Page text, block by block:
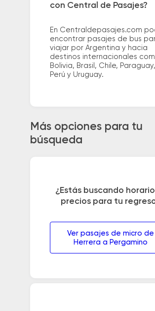
con Central de Pasajes?
En Centraldepasajes.com
encontrar pasajes de bus
viajar por Argentina y hacia
destinos internacionales
Bolivia, Brasil, Chile, Paraguay,
Perú y Uruguay.
Más opciones para tu
búsqueda
¿Estás buscando
precios para tu
Ver pasajes de micro de
Herrera a Pergamino